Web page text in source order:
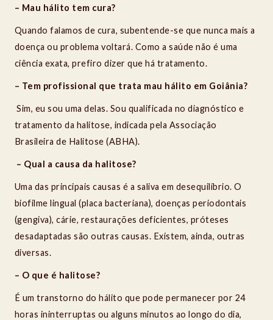
– Mau hálito tem cura?
Quando falamos de cura, subentende-se que nunca mais a
doença ou problema voltará. Como a saúde não é uma
ciência exata, prefiro dizer que há tratamento.
– Tem profissional que trata mau hálito em Goiânia?
Sim, eu sou uma delas. Sou qualificada no diagnóstico e
tratamento da halitose, indicada pela Associação
Brasileira de Halitose (ABHA).
– Qual a causa da halitose?
Uma das principais causas é a saliva em desequilíbrio. O
biofilme lingual (placa bacteriana), doenças periodontais
(gengiva), cárie, restaurações deficientes, próteses
desadaptadas são outras causas. Existem, ainda, outras
diversas.
– O que é halitose?
É um transtorno do hálito que pode permanecer por 24
horas ininterruptas ou alguns minutos ao longo do dia,